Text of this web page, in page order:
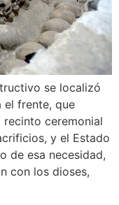
se localizó
el frente, que
ceremonial
y el Estado
de esa necesidad,
con los dioses,